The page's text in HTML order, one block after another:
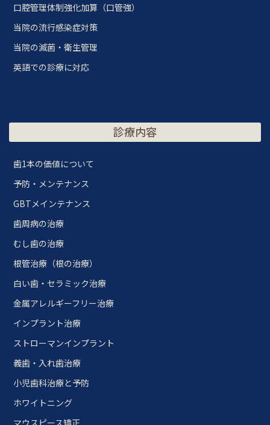
口腔管理体制強化加算（口管強）
当院の流行感染症対策
当院の滅菌・衛生管理
英語での診療に対応
診療内容
歯1本の価値について
予防・メンテナンス
GBTメインテナンス
歯周病の治療
むし歯の治療
根管治療（根の治療）
白い歯・セラミック治療
金属アレルギーフリー治療
インプラント治療
ストローマンインプラント
義歯・入れ歯治療
小児歯科治療と予防
ホワイトニング
マウスピース矯正